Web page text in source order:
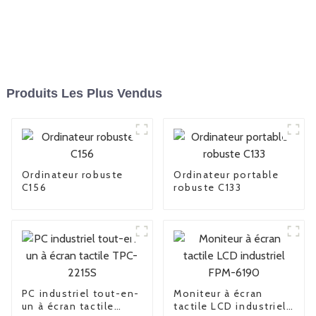
Produits Les Plus Vendus
Ordinateur robuste
C156
Ordinateur portable
robuste C133
PC industriel tout-en-
un à écran tactile
Moniteur à écran
tactile LCD industriel